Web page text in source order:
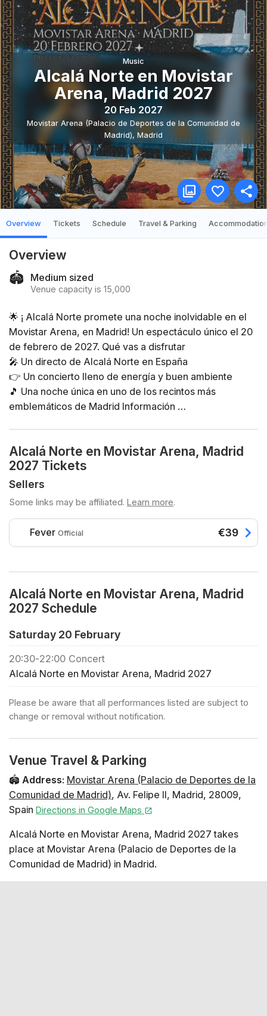
Music
Alcalá Norte en Movistar
Arena, Madrid 2027
20 Feb 2027
Movistar Arena (Palacio de Deportes de la Comunidad de
Madrid), Madrid
Overview Tickets Schedule Travel & Parking
Overview
🏟️ Medium sized
Venue capacity is 15,000
🌟 ¡ Alcalá Norte promete una noche inolvidable en el
Movistar Arena, en Madrid! Un espectáculo único el 20
de febrero de 2027. Qué vas a disfrutar
🎤 Un directo de Alcalá Norte en España
👉 Un concierto lleno de energía y buen ambiente
🎵 Una noche única en uno de los recintos más
emblemáticos de Madrid Información
empieza a las 20:30
📍 Lugar: Movistar Arena, Madrid
👉 Experiencia apta para su compra con el Bono
Cultural Joven del Ministerio de Cultura y Deportes.
Puedes consultar las preguntas frecuentes al respecto
y sus respuestas aquí .
♿ Entradas PMR: contactar con sales@lasttour.org
aquí
❓ Puedes consultar las preguntas frecuentes y sus
respuestas aquí Descripción ¡Prepárate para una noche
llena de emociones y buen rollo con Alcalá Norte en
Madrid! La banda llega al Movistar Arena para ofrecer
energía contagiosa. No te pierdas este evento que
promete ser uno de los imprescindibles del año. ¡Las
Alcalá Norte en Movistar Arena, Madrid
2027 Tickets
Sellers
Some links may be affiliated. Learn more.
Fever Official €39
Alcalá Norte en Movistar Arena, Madrid
2027 Schedule
Saturday 20 February
20:30-22:00 Concert
Alcalá Norte en Movistar Arena, Madrid 2027
Please be aware that all performances listed are subject to
change or removal without notification.
Venue Travel & Parking
🏟️ Address: Movistar Arena (Palacio de Deportes de la
Comunidad de Madrid), Av. Felipe II, Madrid, 28009,
Spain Directions in Google Maps
Alcalá Norte en Movistar Arena, Madrid 2027 takes
place at Movistar Arena (Palacio de Deportes de la
Comunidad de Madrid) in Madrid.